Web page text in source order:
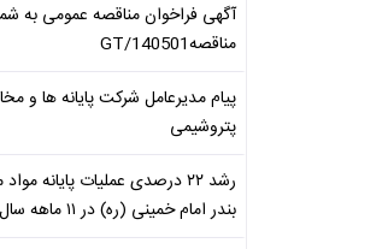
آگهی فراخوان مناقصه عمومی به
مناقصهGT/140501
پیام مدیرعامل شرکت پایانه ها و
پتروشیمی
رشد ۲۲ درصدی عملیات پایانه
بندر امام خمینی (ره) در ۱۱ ماهه سال ۱۴۰۴